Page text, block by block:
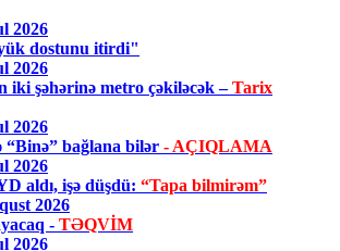
2026
dostunu itirdi"
2026
iki şəhərinə metro çəkiləcək –Tarix
2026
“Binə” bağlana bilər - AÇIQLAMA
2026
aldı, işə düşdü: “Tapa bilmirəm”
2026
- TƏQVİM
2026